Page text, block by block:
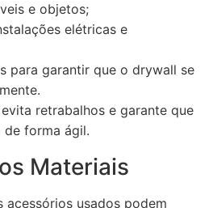
e objetos;
elétricas e
para garantir que o drywall se
retrabalhos e garante que
de forma ágil.
Materiais
usados podem